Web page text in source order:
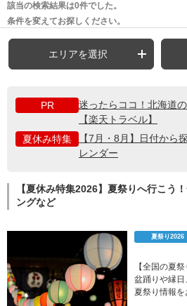
該当の検索結果は0件でした。
条件を変えてお探しください。
エリアを選択
PR
迷ったらココ！北海道
【楽天トラベル】
夏休み特集
【7月・8月】日付から
レンダー
【夏休み特集2026】夏祭りへ行こう
ングなど
夏祭り2026
【全国の夏祭
盆踊りや縁
夏祭り情報を